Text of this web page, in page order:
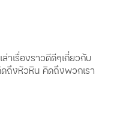
าเรื่องราวดีดีๆเกี่ยวกับ
ดถึงหัวหิน คิดถึงพวกเรา